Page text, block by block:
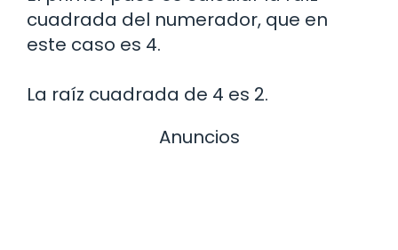
cuadrada del numerador, que en
este caso es 4.
La raíz cuadrada de 4 es 2.
Anuncios